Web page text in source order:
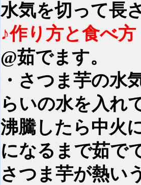
水気を切って長
♪作り方と食べ方
@茹でます。
・さつま芋の水
らいの水を入れ
沸騰したら中火
になるまで茹で
さつま芋が熱い